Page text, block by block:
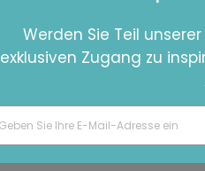
Werden Sie Teil
exklusiven Zugang zu